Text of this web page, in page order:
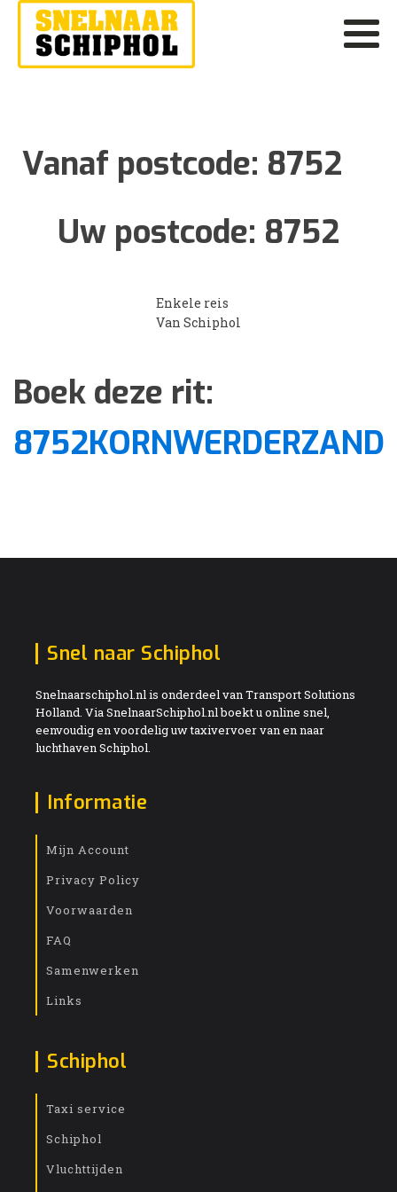
Vanaf postcode: 8752
Uw postcode: 8752
Enkele reis
Van Schiphol
Boek deze rit:
8752KORNWERDERZAND
Snel naar Schiphol
Snelnaarschiphol.nl is onderdeel van Transport Solutions
Holland. Via SnelnaarSchiphol.nl boekt u online snel,
eenvoudig en voordelig uw taxivervoer van en naar
luchthaven Schiphol.
Informatie
Mijn Account
Privacy Policy
Voorwaarden
FAQ
Samenwerken
Links
Schiphol
Taxi service
Schiphol
Vluchttijden